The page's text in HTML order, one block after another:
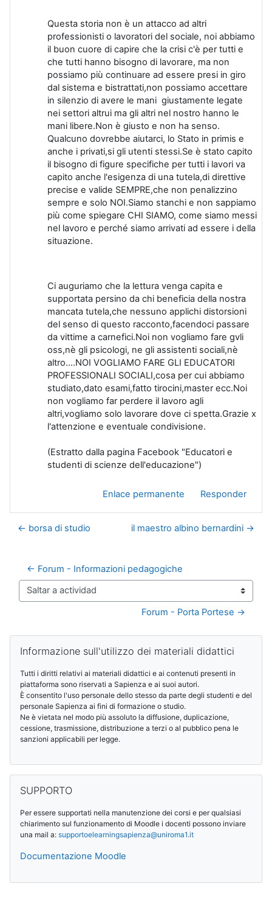
Questa storia non è un attacco ad altri
professionisti o lavoratori del sociale, noi abbiamo
il buon cuore di capire che la crisi c'è per tutti e
che tutti hanno bisogno di lavorare, ma non
possiamo più continuare ad essere presi in giro
dal sistema e bistrattati,non possiamo accettare
in silenzio di avere le mani giustamente legate
nei settori altrui ma gli altri nel nostro hanno le
mani libere.Non è giusto e non ha senso.
Qualcuno dovrebbe aiutarci, lo Stato in primis e
anche i privati,si gli utenti stessi.Se è stato capito
il bisogno di figure specifiche per tutti i lavori va
capito anche l'esigenza di una tutela,di direttive
precise e valide SEMPRE,che non penalizzino
sempre e solo NOI.Siamo stanchi e non sappiamo
più come spiegare CHI SIAMO, come siamo messi
nel lavoro e perché siamo arrivati ad essere i della
situazione.
Ci auguriamo che la lettura venga capita e
supportata persino da chi beneficia della nostra
mancata tutela,che nessuno applichi distorsioni
del senso di questo racconto,facendoci passare
da vittime a carnefici.Noi non vogliamo fare gvli
oss,nè gli psicologi, ne gli assistenti sociali,nè
altro....NOI VOGLIAMO FARE GLI EDUCATORI
PROFESSIONALI SOCIALI,cosa per cui abbiamo
studiato,dato esami,fatto tirocini,master ecc.Noi
non vogliamo far perdere il lavoro agli
altri,vogliamo solo lavorare dove ci spetta.Grazie x
l'attenzione e eventuale condivisione.
(Estratto dalla pagina Facebook "Educatori e
studenti di scienze dell'educazione")
Enlace permanente Responder
← borsa di studio il maestro albino bernardini →
← Forum - Informazioni pedagogiche
Saltar a actividad
Forum - Porta Portese →
Bloques
Informazione sull'utilizzo dei materiali didattici
Tutti i diritti relativi ai materiali didattici e ai contenuti presenti in
piattaforma sono riservati a Sapienza e ai suoi autori.
È consentito l'uso personale dello stesso da parte degli studenti e del
personale Sapienza ai fini di formazione o studio.
Ne è vietata nel modo più assoluto la diffusione, duplicazione,
cessione, trasmissione, distribuzione a terzi o al pubblico pena le
sanzioni applicabili per legge.
SUPPORTO
Per essere supportati nella manutenzione dei corsi e per qualsiasi
chiarimento sul funzionamento di Moodle i docenti possono inviare
una mail a: supportoelearningsapienza@uniroma1.it
Documentazione Moodle